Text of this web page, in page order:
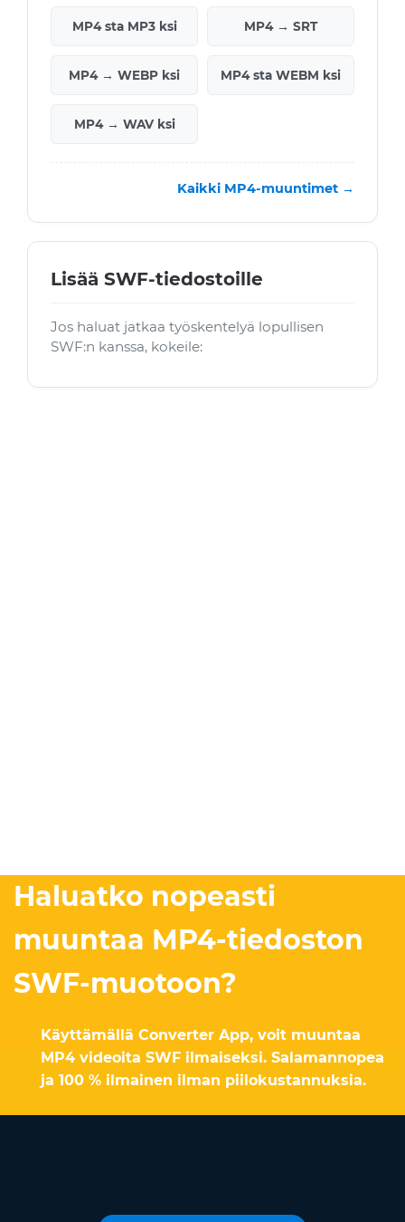
MP4 sta MP3 ksi MP4 → SRT
MP4 → WEBP ksi MP4 sta WEBM ksi
MP4 → WAV ksi
Kaikki MP4-muuntimet →
Lisää SWF-tiedostoille
Jos haluat jatkaa työskentelyä lopullisen
SWF:n kanssa, kokeile:
Haluatko nopeasti
muuntaa MP4-tiedoston
SWF-muotoon?
Käyttämällä Converter App, voit muuntaa
MP4 videoita SWF ilmaiseksi. Salamannopea
ja 100 % ilmainen ilman piilokustannuksia.